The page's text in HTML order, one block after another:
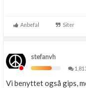
Anbefal Siter
stefanvh
Vi benyttet også gips,